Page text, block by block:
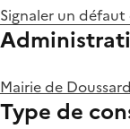
Signaler un
Mairie de Doussard
Type de